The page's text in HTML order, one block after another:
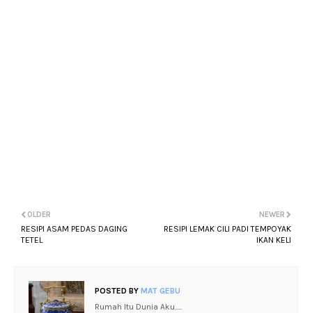
NEWER
RESIPI LEMAK CILI PADI TEMPOYAK
IKAN KELI
OLDER
RESIPI ASAM PEDAS DAGING
TETEL
POSTED BY MAT GEBU
Rumah Itu Dunia Aku.....